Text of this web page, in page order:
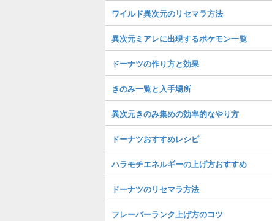
ワイルド異次元のリセマラ方法
異次元ミアレに出現するポケモン一覧
ドーナツの作り方と効果
きのみ一覧と入手場所
異次元きのみ集めの効率的なやり方
ドーナツおすすめレシピ
ハラモチエネルギーの上げ方おすすめ
ドーナツのリセマラ方法
フレーバーランク上げ方のコツ